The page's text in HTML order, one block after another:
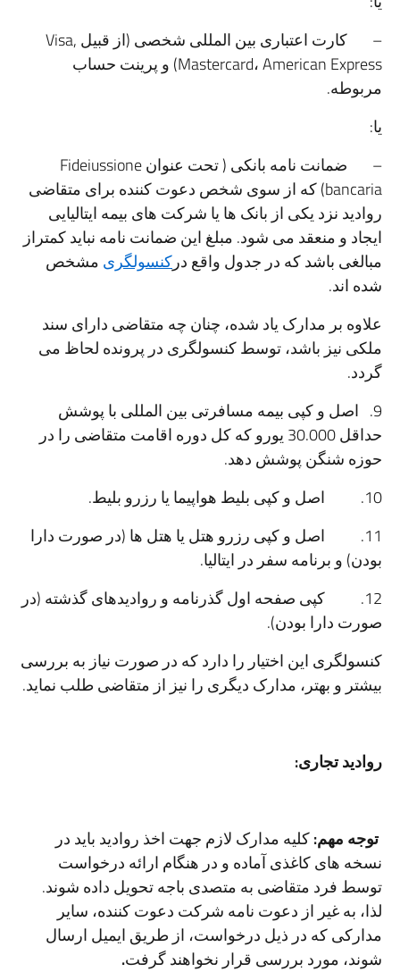
– کارت اعتباری بین المللی شخصی (از قبیل Visa,
Mastercard، American Express) و پرینت حساب
مربوطه.
یا:
– ضمانت نامه بانکی ( تحت عنوان Fideiussione
bancaria) که از سوی شخص دعوت کننده برای متقاضی
روادید نزد یکی از بانک ها یا شرکت های بیمه ایتالیایی
ایجاد و منعقد می شود. مبلغ این ضمانت نامه نباید کمتراز
مبالغی باشد که در جدول واقع درکنسولگری مشخص
شده اند.
علاوه بر مدارک یاد شده، چنان چه متقاضی دارای سند
ملکی نیز باشد، توسط کنسولگری در پرونده لحاظ می
گردد.
9. اصل و کپی بیمه مسافرتی بین المللی با پوشش
حداقل 30.000 یورو که کل دوره اقامت متقاضی را در
حوزه شنگن پوشش دهد.
10. اصل و کپی بلیط هواپیما یا رزرو بلیط.
11. اصل و کپی رزرو هتل یا هتل ها (در صورت دارا
بودن) و برنامه سفر در ایتالیا.
12. کپی صفحه اول گذرنامه و روادیدهای گذشته (در
صورت دارا بودن).
کنسولگری این اختیار را دارد که در صورت نیاز به بررسی
بیشتر و بهتر، مدارک دیگری را نیز از متقاضی طلب نماید.
روادید تجاری:
توجه مهم:کلیه مدارک لازم جهت اخذ روادید باید در
نسخه های کاغذی آماده و در هنگام ارائه درخواست
توسط فرد متقاضی به متصدی باجه تحویل داده شوند.
لذا، به غیر از دعوت نامه شرکت دعوت کننده، سایر
مدارکی که در ذیل درخواست، از طریق ایمیل ارسال
شوند، مورد بررسی قرار نخواهند گرفت.